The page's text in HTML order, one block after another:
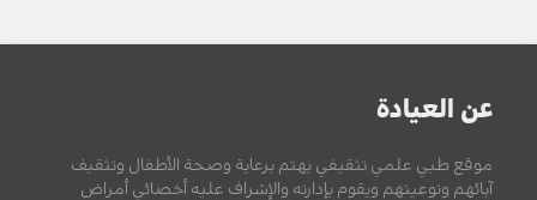
عن العيادة
موقع طبي علمي تثقيفي يهتم برعاية وصحة الأطفال وتثقيف
آبائهم وتوعيتهم ويقوم بإدارته والإشراف عليه أخصائي أمراض